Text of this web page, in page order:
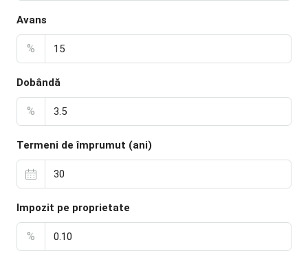
Avans
%
Dobândă
%
Termeni de împrumut (ani)
Impozit pe proprietate
%